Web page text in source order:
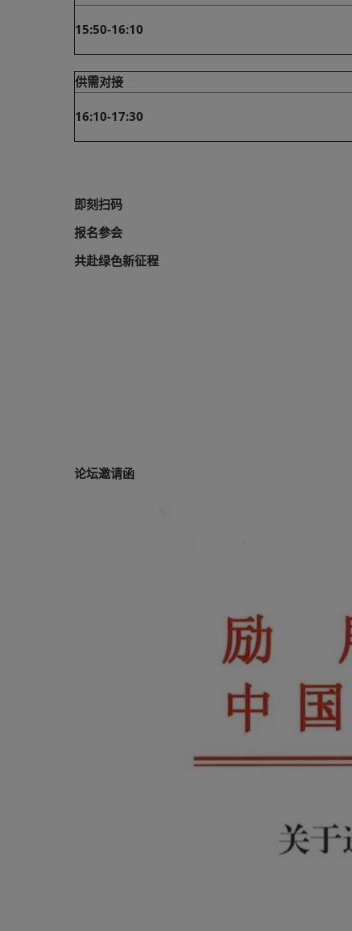
15:50-16:10
供需对接
16:10-17:30
即刻扫码
报名参会
共赴绿色新征程
论坛邀请函